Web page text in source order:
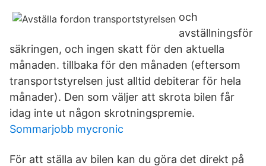
och
avställningsför
säkringen, och ingen skatt för den aktuella
månaden. tillbaka för den månaden (eftersom
transportstyrelsen just alltid debiterar för hela
månader). Den som väljer att skrota bilen får
idag inte ut någon skrotningspremie.
Sommarjobb mycronic
För att ställa av bilen kan du göra det direkt på